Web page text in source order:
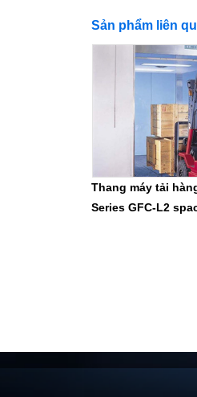
Sản phẩm liên
Thang máy tải
Series GFC-L2